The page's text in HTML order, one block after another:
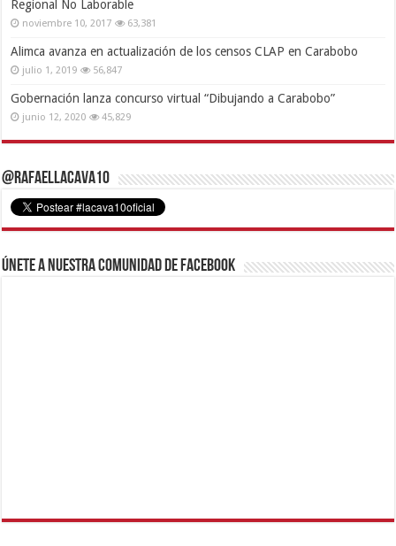
Regional No Laborable
noviembre 10, 2017 63,381
Alimca avanza en actualización de los censos CLAP en Carabobo
julio 1, 2019 56,847
Gobernación lanza concurso virtual “Dibujando a Carabobo”
junio 12, 2020 45,829
@RafaelLacava10
Únete a nuestra comunidad de Facebook